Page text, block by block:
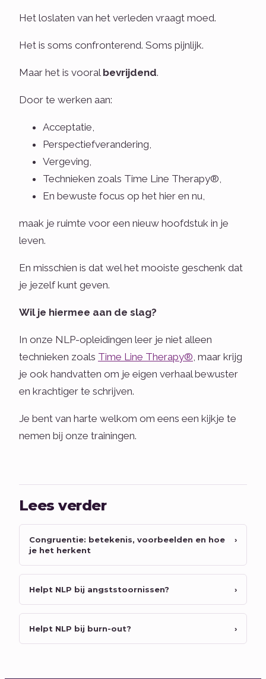
Het loslaten van het verleden vraagt moed.
Het is soms confronterend. Soms pijnlijk.
Maar het is vooral bevrijdend.
Door te werken aan:
Acceptatie,
Perspectiefverandering,
Vergeving,
Technieken zoals Time Line Therapy®,
En bewuste focus op het hier en nu,
maak je ruimte voor een nieuw hoofdstuk in je
leven.
En misschien is dat wel het mooiste geschenk dat
je jezelf kunt geven.
Wil je hiermee aan de slag?
In onze NLP-opleidingen leer je niet alleen
technieken zoals Time Line Therapy®, maar krijg
je ook handvatten om je eigen verhaal bewuster
en krachtiger te schrijven.
Je bent van harte welkom om eens een kijkje te
nemen bij onze trainingen.
Lees verder
Congruentie: betekenis, voorbeelden en hoe
je het herkent
›
Helpt NLP bij angststoornissen? ›
Helpt NLP bij burn-out? ›